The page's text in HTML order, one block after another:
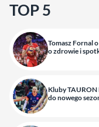
TOP 5
Tomasz Fornal
o zdrowie i
Kluby
do nowego